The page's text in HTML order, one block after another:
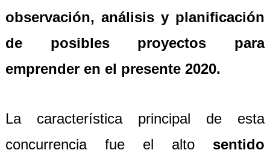
observación, análisis y planificación
de posibles proyectos para
emprender en el presente 2020.
La característica principal de esta
concurrencia fue el alto sentido